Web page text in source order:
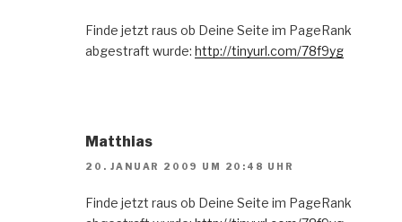
Finde jetzt raus ob Deine Seite im PageRank
abgestraft wurde: http://tinyurl.com/78f9yg
Matthias
20. JANUAR 2009 UM 20:48 UHR
Finde jetzt raus ob Deine Seite im PageRank